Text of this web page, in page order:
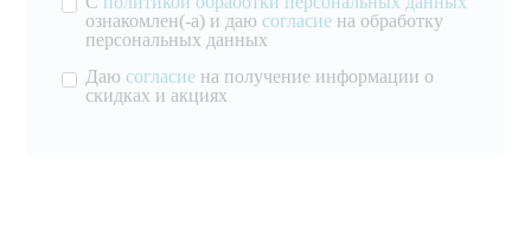
ознакомлен(-а) и даю согласие на обработку
персональных данных
Даю согласие на получение информации о
скидках и акциях